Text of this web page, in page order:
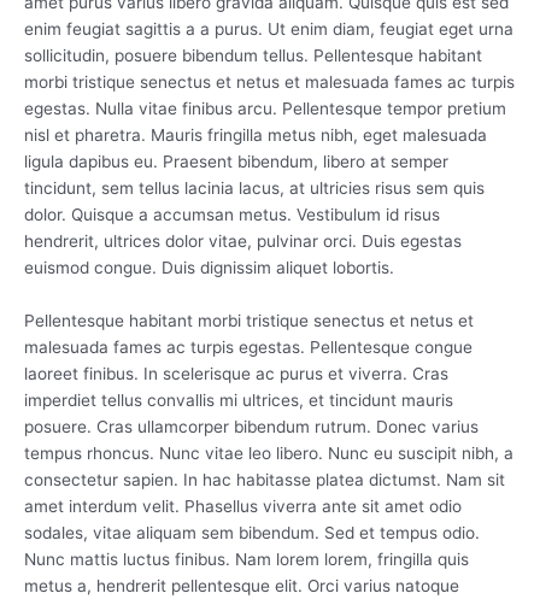
enim feugiat sagittis a a purus. Ut enim diam, feugiat eget urna
sollicitudin, posuere bibendum tellus. Pellentesque habitant
morbi tristique senectus et netus et malesuada fames ac turpis
egestas. Nulla vitae finibus arcu. Pellentesque tempor pretium
nisl et pharetra. Mauris fringilla metus nibh, eget malesuada
ligula dapibus eu. Praesent bibendum, libero at semper
tincidunt, sem tellus lacinia lacus, at ultricies risus sem quis
dolor. Quisque a accumsan metus. Vestibulum id risus
hendrerit, ultrices dolor vitae, pulvinar orci. Duis egestas
euismod congue. Duis dignissim aliquet lobortis.
Pellentesque habitant morbi tristique senectus et netus et
malesuada fames ac turpis egestas. Pellentesque congue
laoreet finibus. In scelerisque ac purus et viverra. Cras
imperdiet tellus convallis mi ultrices, et tincidunt mauris
posuere. Cras ullamcorper bibendum rutrum. Donec varius
tempus rhoncus. Nunc vitae leo libero. Nunc eu suscipit nibh, a
consectetur sapien. In hac habitasse platea dictumst. Nam sit
amet interdum velit. Phasellus viverra ante sit amet odio
sodales, vitae aliquam sem bibendum. Sed et tempus odio.
Nunc mattis luctus finibus. Nam lorem lorem, fringilla quis
metus a, hendrerit pellentesque elit. Orci varius natoque